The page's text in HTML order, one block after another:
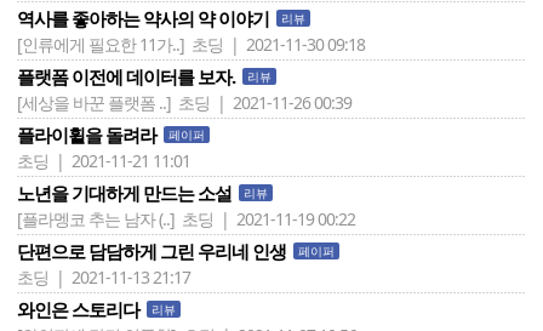
역사를 좋아하는 약사의 약 이야기 리뷰
[인류에게 필요한 11가..] 초딩 | 2021-11-30 09:18
플랫폼 이전에 데이터를 보자. 리뷰
[세상을 바꾼 플랫폼 ..] 초딩 | 2021-11-26 00:39
플라이휠을 돌려라 페이퍼
초딩 | 2021-11-21 11:01
노년을 기대하게 만드는 소설 리뷰
[플라멩코 추는 남자 (..] 초딩 | 2021-11-19 00:22
단편으로 담담하게 그린 우리네 인생 페이퍼
초딩 | 2021-11-13 21:17
와인은 스토리다 리뷰